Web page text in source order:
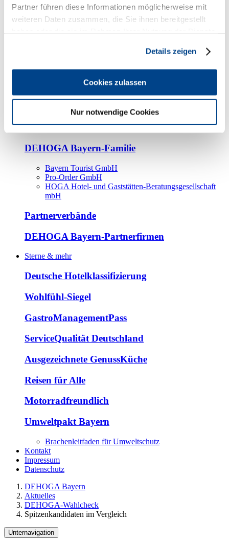
Partner führen diese Informationen möglicherweise mit
weiteren Daten zusammen, die Sie ihnen bereitgestellt
Details zeigen
Cookies zulassen
Nur notwendige Cookies
Kooperationspartner
Tourismusorganisationen
Bayern Tourismus Marketing GmbH
DEHOGA-Familie
Bundesverband
Fachverbände
DEHOGA Bayern-Familie
Bayern Tourist GmbH
Pro-Order GmbH
HOGA Hotel- und Gaststätten-Beratungsgesellschaft
mbH
Partnerverbände
DEHOGA Bayern-Partnerfirmen
Sterne & mehr
Deutsche Hotelklassifizierung
Wohlfühl-Siegel
GastroManagementPass
ServiceQualität Deutschland
Ausgezeichnete GenussKüche
Reisen für Alle
Motorradfreundlich
Umweltpakt Bayern
Brachenleitfaden für Umweltschutz
Kontakt
Impressum
Datenschutz
DEHOGA Bayern
Aktuelles
DEHOGA-Wahlcheck
Spitzenkandidaten im Vergleich
Unternavigation